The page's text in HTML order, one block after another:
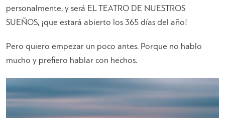
personalmente, y será EL TEATRO DE NUESTROS
SUEÑOS, ¡que estará abierto los 365 días del año!
Pero quiero empezar un poco antes. Porque no hablo
mucho y prefiero hablar con hechos.